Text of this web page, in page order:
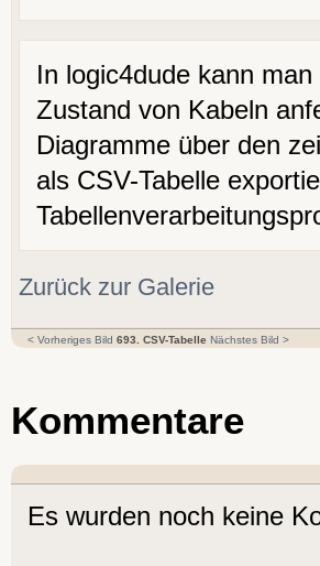
In logic4dude kann
Zustand von Kabeln
Diagramme über den
als CSV-Tabelle
Zurück zur Galerie
< Vorheriges Bild 693. CSV-Tabelle Nächstes Bild >
Kommentare
Es wurden noch keine